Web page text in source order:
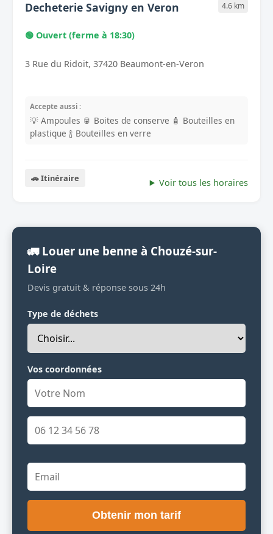
Decheterie Savigny en Veron 4.6 km
🟢 Ouvert (ferme à 18:30)
3 Rue du Ridoit, 37420 Beaumont-en-Veron
Accepte aussi :
💡 Ampoules 🥫 Boites de conserve 🧴 Bouteilles en
plastique 🍾 Bouteilles en verre
🚗 Itinéraire Voir tous les horaires
🚛 Louer une benne à Chouzé-sur-
Loire
Devis gratuit & réponse sous 24h
Type de déchets
Vos coordonnées
Obtenir mon tarif